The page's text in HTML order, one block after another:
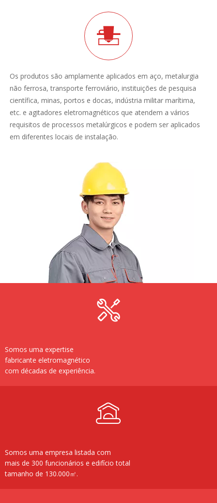
Os produtos são amplamente aplicados em aço, metalurgia
não ferrosa, transporte ferroviário, instituições de pesquisa
científica, minas, portos e docas, indústria militar marítima,
etc. e agitadores eletromagnéticos que atendem a vários
requisitos de processos metalúrgicos e podem ser aplicados
em diferentes locais de instalação.
Somos uma expertise
fabricante eletromagnético
com décadas de experiência.
Somos uma empresa listada com
mais de 300 funcionários e edifício total
tamanho de 130.000㎡.